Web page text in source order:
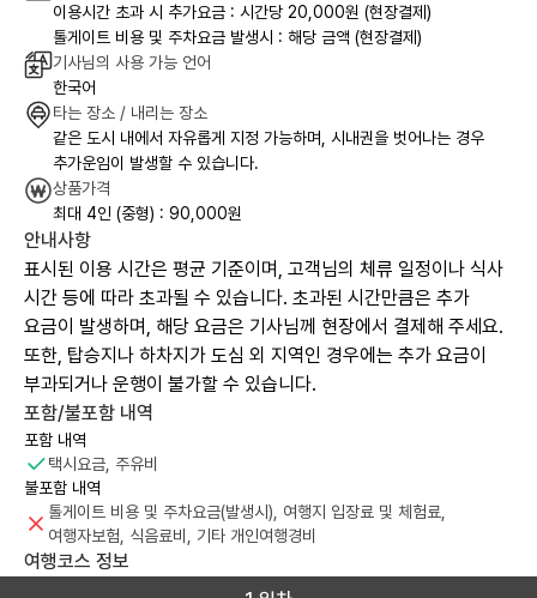
이용시간 초과 시 추가요금 : 시간당 20,000원 (현장결제)
톨게이트 비용 및 주차요금 발생시 : 해당 금액 (현장결제)
기사님의 사용 가능 언어
한국어
타는 장소 / 내리는 장소
같은 도시 내에서 자유롭게 지정 가능하며, 시내권을 벗어나는 경우
추가운임이 발생할 수 있습니다.
상품가격
최대 4인 (중형) : 90,000원
안내사항
표시된 이용 시간은 평균 기준이며, 고객님의 체류 일정이나 식사
시간 등에 따라 초과될 수 있습니다. 초과된 시간만큼은 추가
요금이 발생하며, 해당 요금은 기사님께 현장에서 결제해 주세요.
또한, 탑승지나 하차지가 도심 외 지역인 경우에는 추가 요금이
부과되거나 운행이 불가할 수 있습니다.
포함/불포함 내역
포함 내역
택시요금, 주유비
불포함 내역
톨게이트 비용 및 주차요금(발생시), 여행지 입장료 및 체험료,
여행자보험, 식음료비, 기타 개인여행경비
여행코스 정보